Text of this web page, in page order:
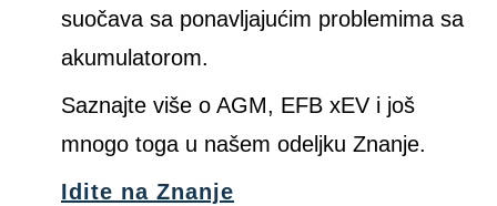
suočava sa ponavljajućim problemima sa
akumulatorom.
Saznajte više o AGM, EFB xEV i još
mnogo toga u našem odeljku Znanje.
Idite na Znanje